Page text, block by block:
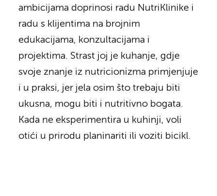
ambicijama doprinosi radu NutriKlinike i
radu s klijentima na brojnim
edukacijama, konzultacijama i
projektima. Strast joj je kuhanje, gdje
svoje znanje iz nutricionizma primjenjuje
i u praksi, jer jela osim što trebaju biti
ukusna, mogu biti i nutritivno bogata.
Kada ne eksperimentira u kuhinji, voli
otići u prirodu planinariti ili voziti bicikl.